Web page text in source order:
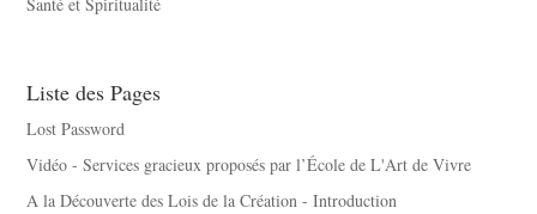
Liste des Pages
Lost Password
Vidéo - Services gracieux proposés par l’École de L'Art de Vivre
A la Découverte des Lois de la Création - Introduction